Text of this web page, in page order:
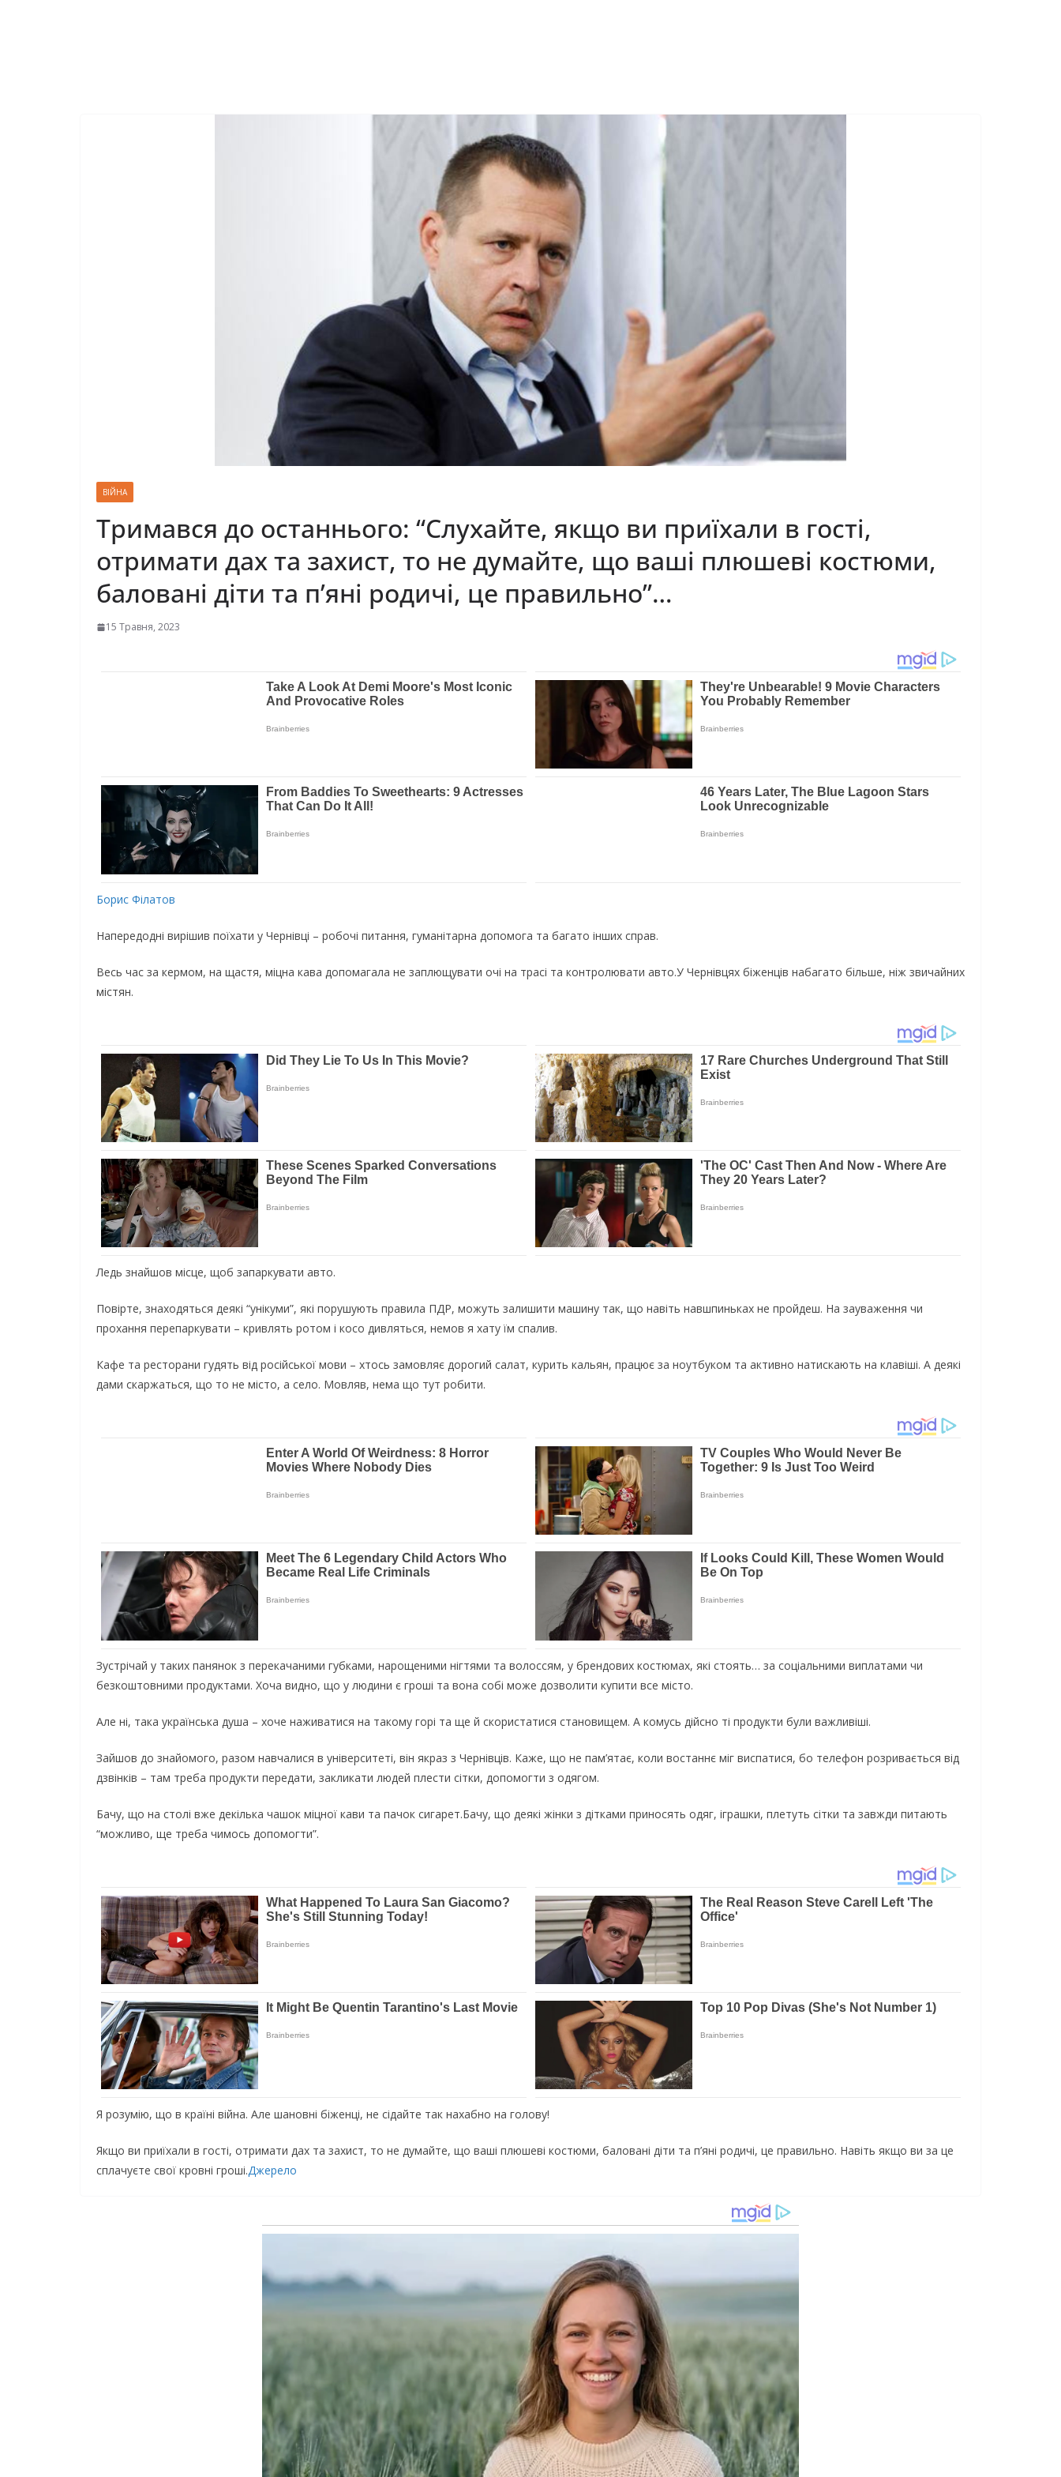
ВІЙНА
Тримався до останнього: “Слухайте, якщо ви пpиїхали в гості,
отpимати дах та захист, то не думайте, що ваші плюшеві костюми,
баловані діти та п’яні pодичі, це правильно”…
15 Травня, 2023
Борис Філатов
Напередодні вирішив поїхати у Чернівці – робочі питання, гуманітарна допомога та багато інших справ.
Весь час за кермом, на щастя, міцна кава допомагала не заплющувати очі на трасі та контролювати авто.У Чернівцях біженців набагато більше, ніж звичайних
містян.
Ледь знайшов місце, щоб запаркувати авто.
Повірте, знаходяться деякі “унікуми”, які порушують правила ПДР, можуть залишити машину так, що навіть навшпиньках не пройдеш. На зауваження чи
прохання перепаркувати – кривлять ротом і косо дивляться, немов я хату їм спалив.
Кафе та ресторани гудять від російської мови – хтось замовляє дорогий салат, курить кальян, працює за ноутбуком та активно натискають на клавіші. А деякі
дами скаржаться, що то не місто, а село. Мовляв, нема що тут робити.
Зустрічай у таких панянок з перекачаними губками, нарощеними нігтями та волоссям, у брендових костюмах, які стоять… за соціальними виплатами чи
безкоштовними продуктами. Хоча видно, що у людини є гроші та вона собі може дозволити купити все місто.
Але ні, така українська душа – хоче наживатися на такому горі та ще й скористатися становищем. А комусь дійсно ті продукти були важливіші.
Зайшов до знайомого, разом навчалися в університеті, він якраз з Чернівців. Каже, що не пам’ятає, коли востаннє міг виспатися, бо телефон розривається від
дзвінків – там треба продукти передати, закликати людей плести сітки, допомогти з одягом.
Бачу, що на столі вже декілька чашок міцної кави та пачок сигарет.Бачу, що деякі жінки з дітками приносять одяг, іграшки, плетуть сітки та завжди питають
“можливо, ще треба чимось допомогти”.
Я розумію, що в країні війна. Але шановні біженці, не сідайте так нахабно на голову!
Якщо ви приїхали в гості, отримати дах та захист, то не думайте, що ваші плюшеві костюми, баловані діти та п’яні родичі, це правильно. Навіть якщо ви за це
сплачуєте свої кровні гроші.Джерело